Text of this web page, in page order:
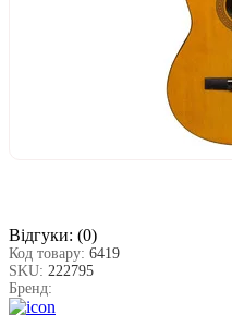
Відгуки: (0)
Код товару: 6419
SKU: 222795
Бренд: